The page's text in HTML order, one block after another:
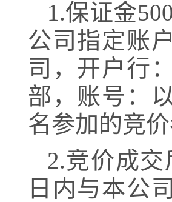
1.保证金5
公司指定账
司，开户行
部，账号：
名参加的竞
2.竞价成
日内与本公